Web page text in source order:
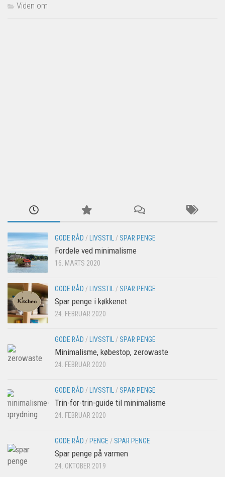
Viden om
GODE RÅD / LIVSSTIL/ SPAR PENGE
Fordele ved minimalisme
16. MARTS 2020
GODE RÅD / LIVSSTIL/ SPAR PENGE
Spar penge i køkkenet
24. FEBRUAR 2020
GODE RÅD / LIVSSTIL/ SPAR PENGE
Minimalisme, købestop, zerowaste
24. FEBRUAR 2020
GODE RÅD / LIVSSTIL/ SPAR PENGE
Trin-for-trin-guide til minimalisme
24. FEBRUAR 2020
GODE RÅD / PENGE / SPAR PENGE
Spar penge på varmen
24. OKTOBER 2019